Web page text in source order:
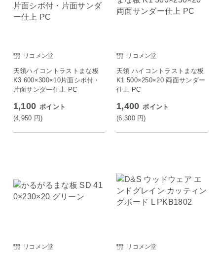
リコメン堂
天領ハイコントラストまな板
K3 600×300×10片面シボ付・
片面サンダー仕上 PC
1,100 ポイント
(4,950 円)
リコメン堂
天領 ハイコントラストまな板
K1 500×250×20 両面サンダー
仕上 PC
1,400 ポイント
(6,300 円)
リコメン堂 リコメン堂